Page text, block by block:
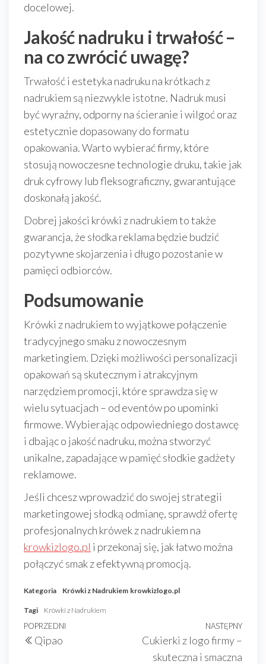
docelowej.
Jakość nadruku i trwałość –
na co zwrócić uwagę?
Trwałość i estetyka nadruku na krótkach z
nadrukiem są niezwykle istotne. Nadruk musi
być wyraźny, odporny na ścieranie i wilgoć oraz
estetycznie dopasowany do formatu
opakowania. Warto wybierać firmy, które
stosują nowoczesne technologie druku, takie jak
druk cyfrowy lub fleksograficzny, gwarantujące
doskonałą jakość.
Dobrej jakości krówki z nadrukiem to także
gwarancja, że słodka reklama będzie budzić
pozytywne skojarzenia i długo pozostanie w
pamięci odbiorców.
Podsumowanie
Krówki z nadrukiem to wyjątkowe połączenie
tradycyjnego smaku z nowoczesnym
marketingiem. Dzięki możliwości personalizacji
opakowań są skutecznym i atrakcyjnym
narzędziem promocji, które sprawdza się w
wielu sytuacjach – od eventów po upominki
firmowe. Wybierając odpowiedniego dostawcę
i dbając o jakość nadruku, można stworzyć
unikalne, zapadające w pamięć słodkie gadżety
reklamowe.
Jeśli chcesz wprowadzić do swojej strategii
marketingowej słodką odmianę, sprawdź ofertę
profesjonalnych krówek z nadrukiem na
krowkizlogo.pl i przekonaj się, jak łatwo można
połączyć smak z efektywną promocją.
Kategoria Krówki z Nadrukiem krowkizlogo.pl
Tagi Krówki z Nadrukiem
Nawigacja
wpisu
Poprzedni
wpis
POPRZEDNI
Qipao
NASTĘPNY
Cukierki z logo firmy –
skuteczna i smaczna